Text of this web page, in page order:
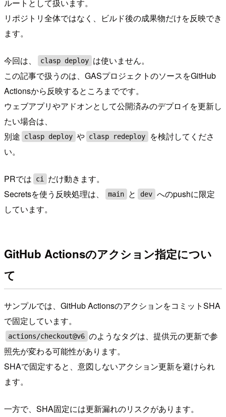
ルートとして扱います。
リポジトリ全体ではなく、ビルド後の成果物だけを反映でき
ます。
今回は、 clasp deploy は使いません。
この記事で扱うのは、GASプロジェクトのソースをGitHub
Actionsから反映するところまでです。
ウェブアプリやアドオンとして公開済みのデプロイを更新し
たい場合は、
別途
clasp deploy や clasp redeploy
を検討してくださ
い。
PRでは ci
だけ動きます。
Secretsを使う反映処理は、
main と dev へのpushに限定
しています。
GitHub Actionsのアクション指定につい
て
サンプルでは、GitHub ActionsのアクションをコミットSHA
で固定しています。
actions/checkout@v6 のようなタグは、提供元の更新で参
照先が変わる可能性があります。
SHAで固定すると、意図しないアクション更新を避けられ
ます。
一方で、SHA固定には更新漏れのリスクがあります。